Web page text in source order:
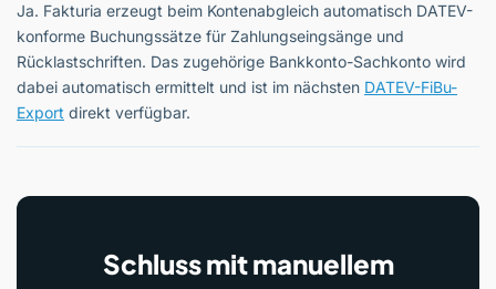
Ja. Fakturia erzeugt beim Kontenabgleich automatisch DATEV-
konforme Buchungssätze für Zahlungseingsänge und
Rücklastschriften. Das zugehörige Bankkonto-Sachkonto wird
dabei automatisch ermittelt und ist im nächsten DATEV-FiBu-
Export direkt verfügbar.
Schluss mit manuellem